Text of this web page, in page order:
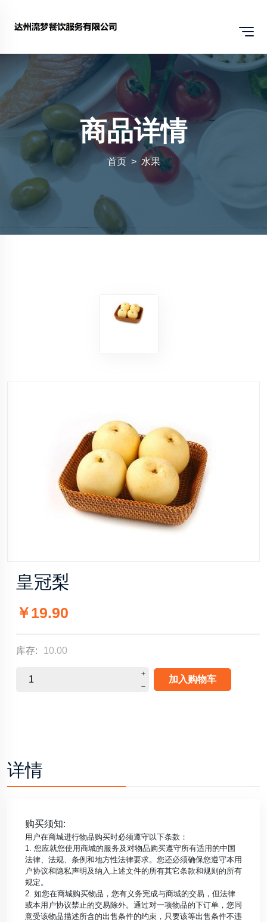
商品详情
首页 水果
皇冠梨
￥19.90
库存: 10.00
加入购物车
详情
购买须知:
用户在商城进行物品购买时必须遵守以下条款：
1. 您应就您使用商城的服务及对物品购买遵守所有适用的中国
法律、法规、条例和地方性法律要求。您还必须确保您遵守本用
户协议和隐私声明及纳入上述文件的所有其它条款和规则的所有
规定。
2. 如您在商城购买物品，您有义务完成与商城的交易，但法律
或本用户协议禁止的交易除外。通过对一项物品的下订单，您同
意受该物品描述所含的出售条件的约束，只要该等出售条件不违